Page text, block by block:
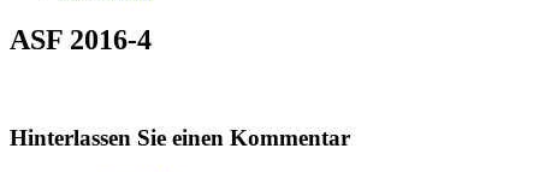
ASF 2016-4
Hinterlassen Sie einen Kommentar